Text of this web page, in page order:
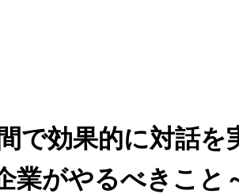
で効果的に対話
業がやるべきこと